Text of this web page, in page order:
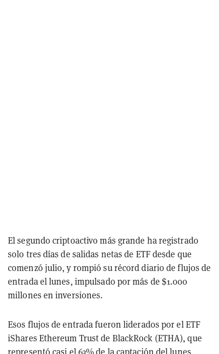
El segundo criptoactivo más grande ha registrado
solo tres días de salidas netas de ETF desde que
comenzó julio, y rompió su récord diario de flujos de
entrada el lunes, impulsado por más de $1.000
millones en inversiones.
Esos flujos de entrada fueron liderados por el ETF
iShares Ethereum Trust de BlackRock (ETHA), que